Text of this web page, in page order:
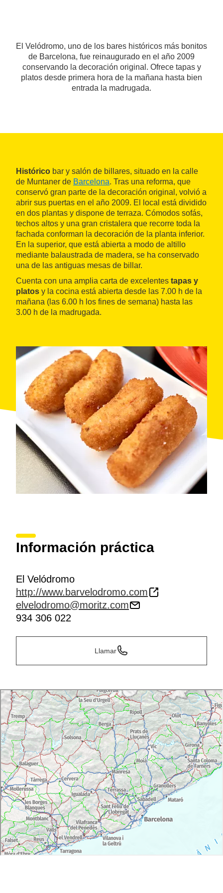
El Velódromo, uno de los bares históricos más bonitos
de Barcelona, fue reinaugurado en el año 2009
conservando la decoración original. Ofrece tapas y
platos desde primera hora de la mañana hasta bien
entrada la madrugada.
Histórico bar y salón de billares, situado en la calle
de Muntaner de Barcelona. Tras una reforma, que
conservó gran parte de la decoración original, volvió a
abrir sus puertas en el año 2009. El local está dividido
en dos plantas y dispone de terraza. Cómodos sofás,
techos altos y una gran cristalera que recorre toda la
fachada conforman la decoración de la planta inferior.
En la superior, que está abierta a modo de altillo
mediante balaustrada de madera, se ha conservado
una de las antiguas mesas de billar.
Cuenta con una amplia carta de excelentes tapas y
platos y la cocina está abierta desde las 7.00 h de la
mañana (las 6.00 h los fines de semana) hasta las
3.00 h de la madrugada.
Información práctica
El Velódromo
http://www.barvelodromo.com
elvelodromo@moritz.com
934 306 022
Llamar